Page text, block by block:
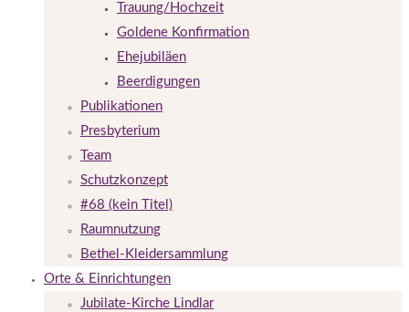
Trauung/Hochzeit
Goldene Konfirmation
Ehejubiläen
Beerdigungen
Publikationen
Presbyterium
Team
Schutzkonzept
#68 (kein Titel)
Raumnutzung
Bethel-Kleidersammlung
Orte & Einrichtungen
Jubilate-Kirche Lindlar